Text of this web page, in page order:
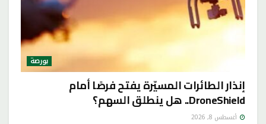
بورصة
إنذار الطائرات المسيّرة يفتح فرصًا أمام
DroneShield.. هل ينطلق السهم؟
أغسطس 8, 2026